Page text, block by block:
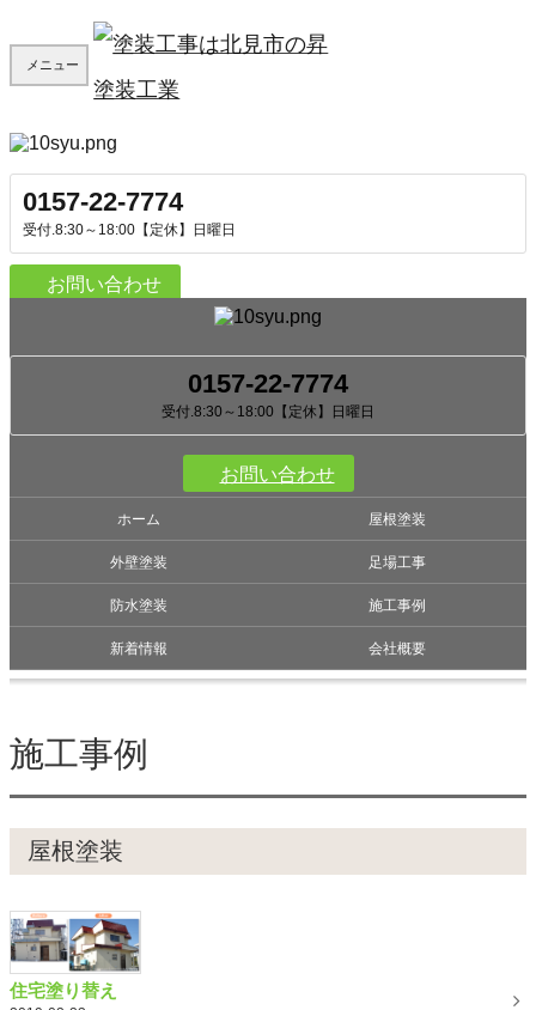
メニュー
0157-22-7774
受付.8:30～18:00【定休】日曜日
お問い合わせ
0157-22-7774
受付.8:30～18:00【定休】日曜日
お問い合わせ
ホーム 屋根塗装
外壁塗装 足場工事
防水塗装 施工事例
新着情報 会社概要
施工事例
屋根塗装
住宅塗り替え